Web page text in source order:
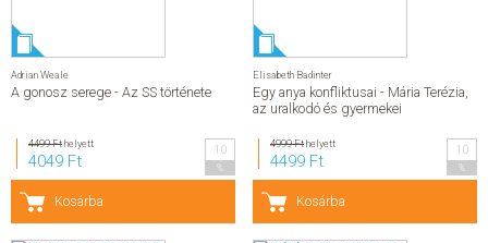
Adrian Weale
A gonosz serege - Az SS története
4499 Fthelyett
4049 Ft
10
Kosárba
Elisabeth Badinter
Egy anya konfliktusai - Mária Terézia,
az uralkodó és gyermekei
4999 Fthelyett
4499 Ft
10
Kosárba